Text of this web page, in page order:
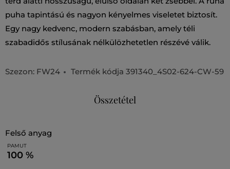
puha tapintású és nagyon kényelmes viseletet biztosít.
Egy nagy kedvenc, modern szabásban, amely téli
szabadidős stílusának nélkülözhetetlen részévé válik.
Szezon: FW24 Termék kódja 391340_4S02-624-CW-59
Összetétel
felső anyag
PAMUT
100 %